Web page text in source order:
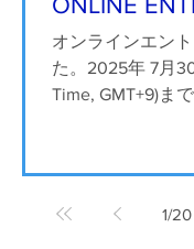
オンラインエン
た。2025年 7月
Time, GMT+9)ま
イTシャツ。エン
1/20